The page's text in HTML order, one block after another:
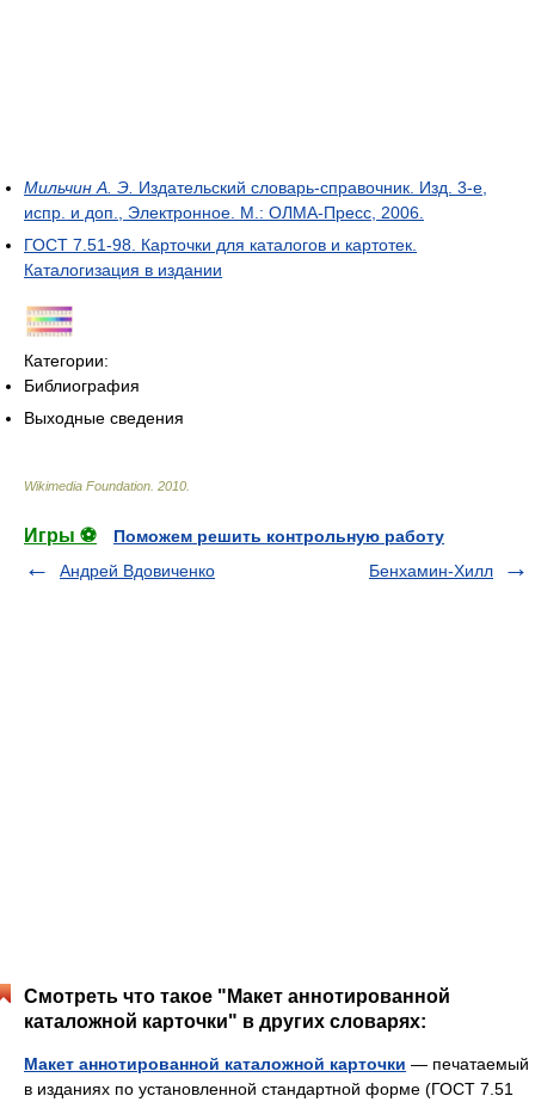
Мильчин А. Э. Издательский словарь-справочник. Изд. 3-е,
испр. и доп., Электронное. М.: ОЛМА-Пресс, 2006.
ГОСТ 7.51-98. Карточки для каталогов и картотек.
Каталогизация в издании
Категории:
Библиография
Выходные сведения
Wikimedia Foundation 2010
Игры ⚽
Поможем решить контрольную работу
Андрей Вдовиченко
Бенхамин-Хилл
Смотреть что такое "Макет аннотированной
каталожной карточки" в других словарях:
Макет аннотированной каталожной карточки — печатаемый
в изданиях по установленной стандартной форме (ГОСТ 7.51